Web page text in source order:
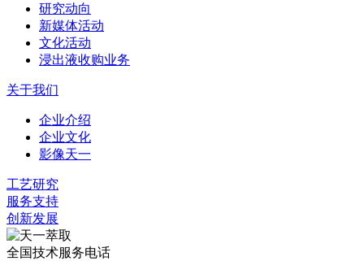
研究动向
新媒体活动
文化活动
浸出液收购业务
关于我们
企业介绍
企业文化
影像天一
工艺研究
服务支持
创新发展
全国技术服务电话